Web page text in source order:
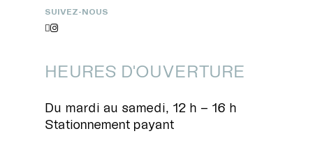
SUIVEZ-NOUS

HEURES D'OUVERTURE
Du mardi au samedi, 12 h – 16 h
Stationnement payant